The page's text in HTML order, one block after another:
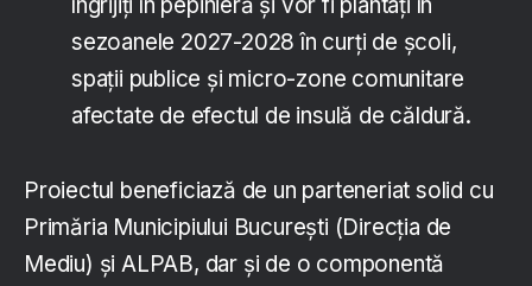
îngrijiți în pepinieră și vor fi plantați în
sezoanele 2027-2028 în curți de școli,
spații publice și micro-zone comunitare
afectate de efectul de insulă de căldură.
Proiectul beneficiază de un parteneriat solid cu
Primăria Municipiului București (Direcția de
Mediu) și ALPAB, dar și de o componentă